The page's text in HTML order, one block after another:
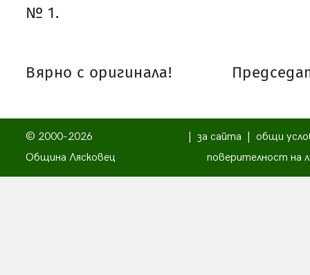
№ 1.
Вярно с оригинала!
© 2000-2026
Община Лясковец
за сайта
общи
поверителност на